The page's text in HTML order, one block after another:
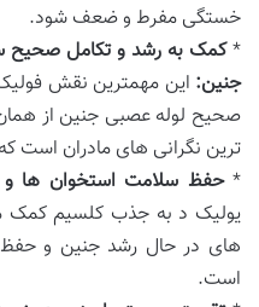
خستگی مفرط و ضعف شود.
*کمک به رشد و تکامل صحیح
جنین: این مهمترین نقش
صحیح لوله عصبی جنین از
ترین نگرانی های مادران است
*حفظ سلامت استخوان ها و
یولیک د به جذب کلسیم کمک
های در حال رشد جنین و حفظ
است.